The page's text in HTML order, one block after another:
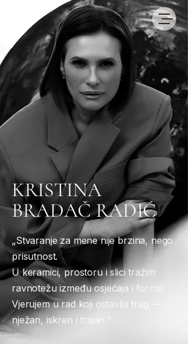
KRISTINA
BRADAČ RADIĆ
„Stvaranje za mene nije brzina, nego
prisutnost.
U keramici, prostoru i slici tražim
ravnotežu između osjećaja i forme.
Vjerujem u rad koji ostavlja trag —
nježan, iskren i trajan.“​